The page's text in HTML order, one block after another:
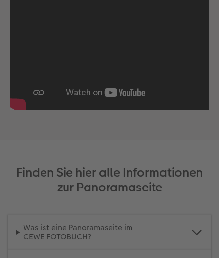
Finden Sie hier alle Informationen
zur Panoramaseite
Was ist eine Panoramaseite im
CEWE FOTOBUCH?